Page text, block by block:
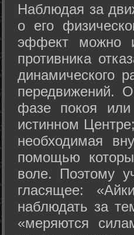
Hаблюдая за
о его
эффект можно
противника
динамического
передвижений.
фазе покоя или
истинном
необходимая
помощью
воле. Поэтому
гласящее:
наблюдать за
«меряются